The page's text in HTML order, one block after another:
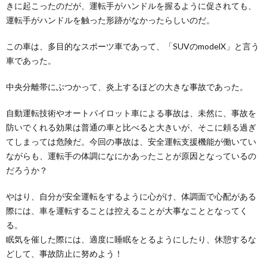
きに起こったのだが、運転手がハンドルを握るように促されても、
運転手がハンドルを触った形跡がなかったらしいのだ。
この車は、多目的なスポーツ車であって、「SUVのmodelX」と言う
車であった。
中央分離帯にぶつかって、炎上するほどの大きな事故であった。
自動運転技術やオートパイロット車による事故は、未然に、事故を
防いでくれる効果は普通の車と比べると大きいが、そこに頼る過ぎ
てしまっては危険だ。今回の事故は、安全運転支援機能が働いてい
ながらも、運転手の体調になにかあったことが原因となっているの
だろうか？
やはり、自分が安全運転をするように心がけ、体調面で心配がある
際には、車を運転することは控えることが大事なこととなってく
る。
眠気を催した際には、適度に睡眠をとるようにしたり、休憩するな
どして、事故防止に努めよう！